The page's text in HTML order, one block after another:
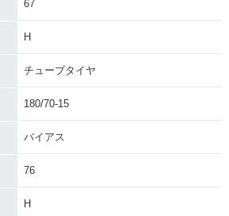
67
H
チューブタイヤ
180/70-15
バイアス
76
H